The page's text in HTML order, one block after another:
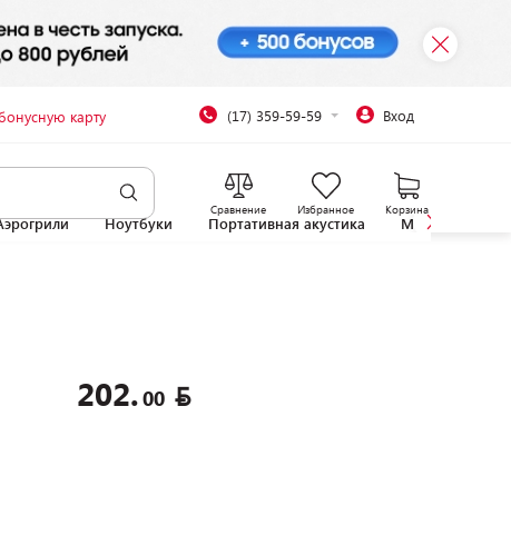
карту (17) 359-59-59 Вход
Сравнение Избранное Корзина
Ноутбуки Портативная акустика
202.00